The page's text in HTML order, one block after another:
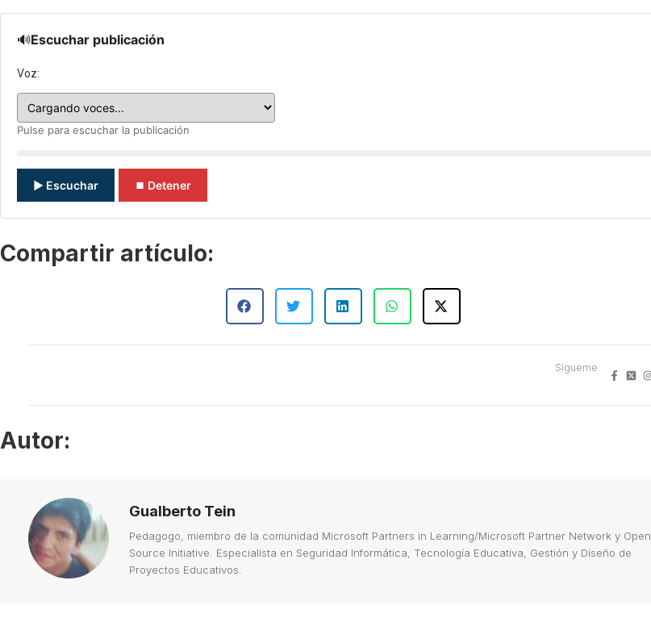
🔊Escuchar publicación
Voz:
Pulse para escuchar la publicación
▶ Escuchar ⏹ Detener
Compartir artículo:
Sígueme
Autor:
Gualberto Tein
Pedagogo, miembro de la comunidad Microsoft Partners in Learning/Microsoft Partner Network y Open
Source Initiative. Especialista en Seguridad Informática, Tecnología Educativa, Gestión y Diseño de
Proyectos Educativos.